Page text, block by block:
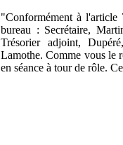
"Conformément à l'article
bureau : Secrétaire,
Trésorier adjoint,
Lamothe. Comme vous le
en séance à tour de rôle.